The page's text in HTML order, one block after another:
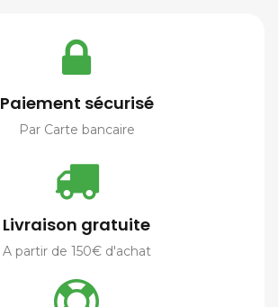
Paiement sécurisé
Par Carte bancaire
Livraison gratuite
A partir de 150€ d'achat